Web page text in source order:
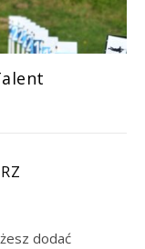
dodać